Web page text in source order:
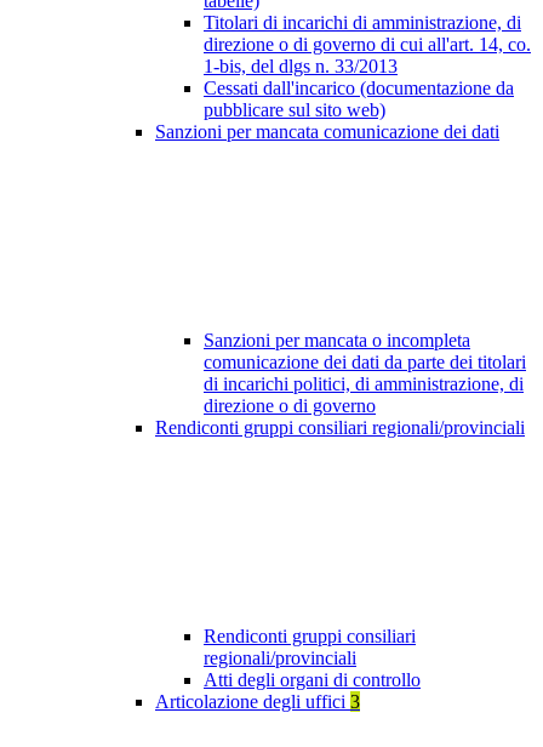
Titolari di incarichi di amministrazione, di
direzione o di governo di cui all'art. 14, co.
1-bis, del dlgs n. 33/2013
Cessati dall'incarico (documentazione da
pubblicare sul sito web)
Sanzioni per mancata comunicazione dei dati
Sanzioni per mancata o incompleta
comunicazione dei dati da parte dei titolari
di incarichi politici, di amministrazione, di
direzione o di governo
Rendiconti gruppi consiliari regionali/provinciali
Rendiconti gruppi consiliari
regionali/provinciali
Atti degli organi di controllo
Articolazione degli uffici 3